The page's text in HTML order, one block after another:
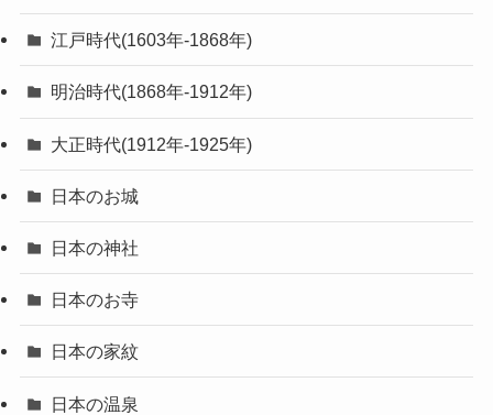
江戸時代(1603年-1868年)
明治時代(1868年-1912年)
大正時代(1912年-1925年)
日本のお城
日本の神社
日本のお寺
日本の家紋
日本の温泉